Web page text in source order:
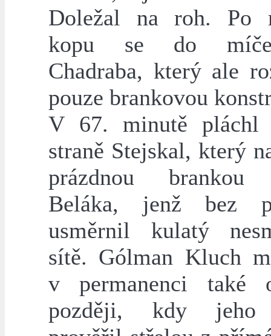
Doležal na roh. Po
kopu se do
Chadraba, který ale
pouze brankovou
V 67. minutě pláchl
straně Stejskal, který
prázdnou brankou
Beláka, jenž bez
usměrnil kulatý
sítě. Gólman Kluch
v permanenci také
později, kdy jeho